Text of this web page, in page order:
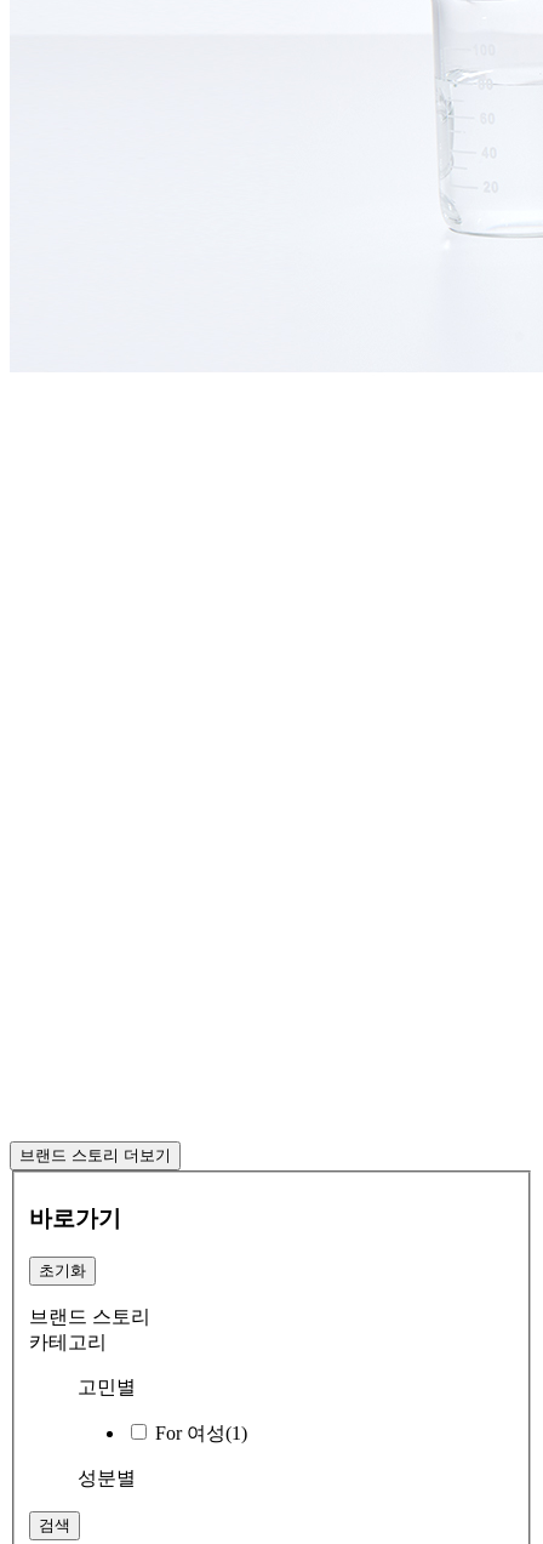
브랜드 스토리 더보기
바로가기
초기화
브랜드 스토리
카테고리
고민별
For 여성(1)
성분별